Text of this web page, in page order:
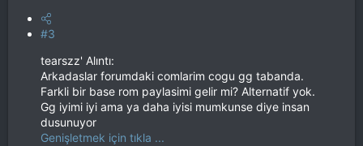
#3
tearszz' Alıntı:
Arkadaslar forumdaki comlarim cogu gg tabanda.
Farkli bir base rom paylasimi gelir mi? Alternatif yok.
Gg iyimi iyi ama ya daha iyisi mumkunse diye insan
dusunuyor
Genişletmek için tıkla ...